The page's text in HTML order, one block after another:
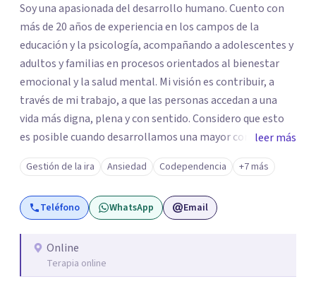
Soy una apasionada del desarrollo humano. Cuento con
más de 20 años de experiencia en los campos de la
educación y la psicología, acompañando a adolescentes y
adultos y familias en procesos orientados al bienestar
emocional y la salud mental. Mi visión es contribuir, a
través de mi trabajo, a que las personas accedan a una
vida más digna, plena y con sentido. Considero que esto
es posible cuando desarrollamos una mayor conciencia
de nuestro mundo interior y de la manera en que nuestras
experiencias influyen en nuestra forma de sentir, pensar y
relacionarnos. Mi misión es ofrecer un espacio de
acompañamiento en salud mental basado en la
cada persona. Integro conocimientos y herramientas de
la psicología con un enfoque informado en trauma para
leer más
Gestión de la ira Ansiedad Codependencia +7 más
Teléfono WhatsApp Email
Online
Terapia online